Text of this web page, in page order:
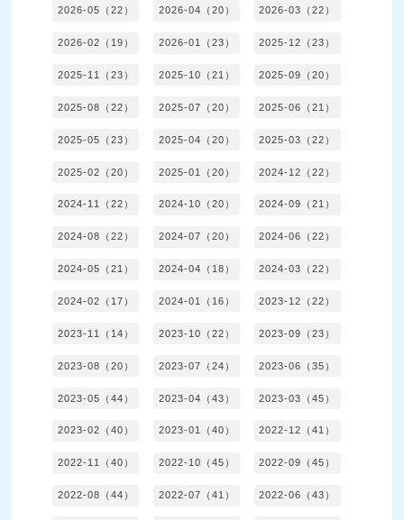
2026-05（22） 2026-04（20） 2026-03（22）
2026-02（19） 2026-01（23） 2025-12（23）
2025-11（23） 2025-10（21） 2025-09（20）
2025-08（22） 2025-07（20） 2025-06（21）
2025-05（23） 2025-04（20） 2025-03（22）
2025-02（20） 2025-01（20） 2024-12（22）
2024-11（22） 2024-10（20） 2024-09（21）
2024-08（22） 2024-07（20） 2024-06（22）
2024-05（21） 2024-04（18） 2024-03（22）
2024-02（17） 2024-01（16） 2023-12（22）
2023-11（14） 2023-10（22） 2023-09（23）
2023-08（20） 2023-07（24） 2023-06（35）
2023-05（44） 2023-04（43） 2023-03（45）
2023-02（40） 2023-01（40） 2022-12（41）
2022-11（40） 2022-10（45） 2022-09（45）
2022-08（44） 2022-07（41） 2022-06（43）